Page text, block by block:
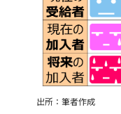
出所：筆者作成